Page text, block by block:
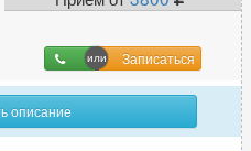
Записаться
описание